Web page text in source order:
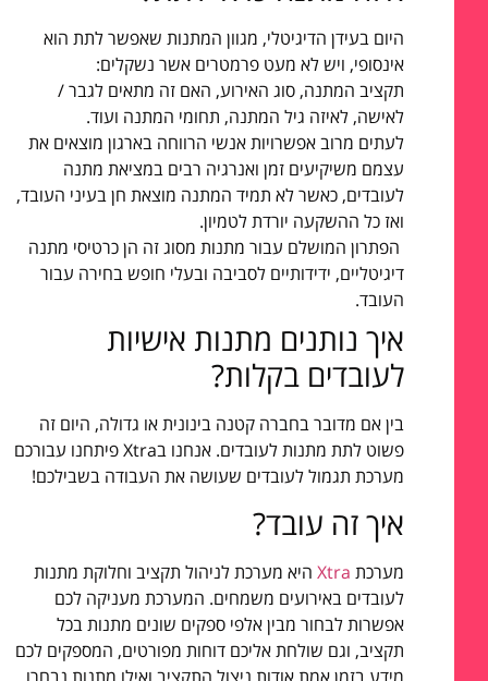
היום בעידן הדיגיטלי, מגוון המתנות שאפשר לתת הוא
אינסופי, ויש לא מעט פרמטרים אשר נשקלים:
תקציב המתנה, סוג האירוע, האם זה מתאים לגבר /
לאישה, לאיזה גיל המתנה, תחומי המתנה ועוד.
לעתים מרוב אפשרויות אנשי הרווחה בארגון מוצאים את
עצמם משיקיעים זמן ואנרגיה רבים במציאת מתנה
לעובדים, כאשר לא תמיד המתנה מוצאת חן בעיני העובד,
ואז כל ההשקעה יורדת לטמיון.
הפתרון המושלם עבור מתנות מסוג זה הן כרטיסי מתנה
דיגיטליים, ידידותיים לסביבה ובעלי חופש בחירה עבור
העובד.
איך נותנים מתנות אישיות
לעובדים בקלות?
בין אם מדובר בחברה קטנה בינונית או גדולה, היום זה
פשוט לתת מתנות לעובדים. אנחנו בXtra פיתחנו עבורכם
מערכת תגמול לעובדים שעושה את העבודה בשבילכם!
איך זה עובד?
מערכת Xtra היא מערכת לניהול תקציב וחלוקת מתנות
לעובדים באירועים משמחים. המערכת מעניקה לכם
אפשרות לבחור מבין אלפי ספקים שונים מתנות בכל
תקציב, וגם שולחת אליכם דוחות מפורטים, המספקים לכם
מידע בזמן אמת אודות ניצול התקציב ואילו מתנות נבחרו.